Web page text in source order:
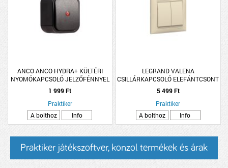
ANCO ANCO HYDRA+ KÜLTÉRI
NYOMÓKAPCSOLÓ JELZŐFÉNNYEL
IP54 FEKETE
1 999 Ft
Praktiker
A bolthoz
Info
LEGRAND VALENA
CSILLÁRKAPCSOLÓ ELEFÁNTCSONT
5 499 Ft
Praktiker
A bolthoz
Info
Praktiker játékszoftver, konzol termékek és árak